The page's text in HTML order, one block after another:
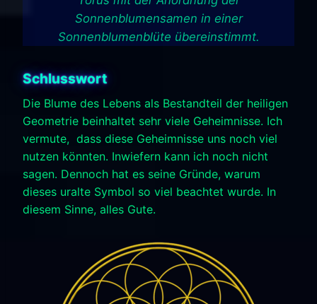
Sonnenblumensamen in einer
Sonnenblumenblüte übereinstimmt.
Schlusswort
Die Blume des Lebens als Bestandteil der heiligen
Geometrie beinhaltet sehr viele Geheimnisse. Ich
vermute, dass diese Geheimnisse uns noch viel
nutzen könnten. Inwiefern kann ich noch nicht
sagen. Dennoch hat es seine Gründe, warum
dieses uralte Symbol so viel beachtet wurde. In
diesem Sinne, alles Gute.